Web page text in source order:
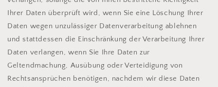
Ihrer Daten überprüft wird, wenn Sie eine Löschung Ihrer
Daten wegen unzulässiger Datenverarbeitung ablehnen
und stattdessen die Einschränkung der Verarbeitung Ihrer
Daten verlangen, wenn Sie Ihre Daten zur
Geltendmachung, Ausübung oder Verteidigung von
Rechtsansprüchen benötigen, nachdem wir diese Daten